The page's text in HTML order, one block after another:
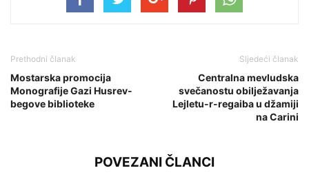
Prethodni članak
Mostarska promocija
Monografije Gazi Husrev-
begove biblioteke
Sljedeći članak
Centralna mevludska
svečanostu obilježavanja
Lejletu-r-regaiba u džamiji
na Carini
POVEZANI ČLANCI